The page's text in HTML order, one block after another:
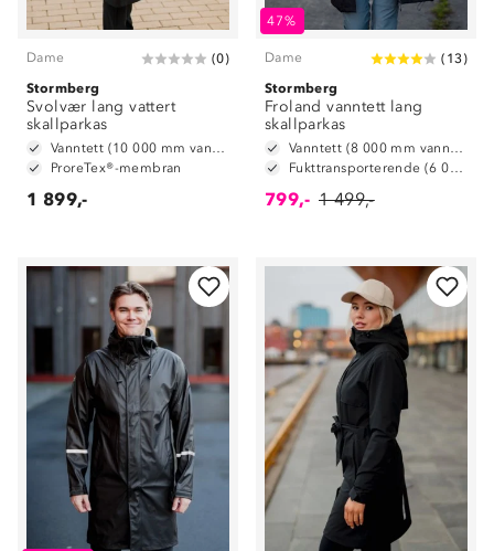
Dame (0)
Stormberg
Svolvær lang vattert
skallparkas
Vanntett (10 000 mm vannsøyle)
ProreTex®-membran
1 899,-
47%
Dame ( 13)
Stormberg
Froland vanntett lang
skallparkas
Vanntett (8 000 mm vannsøyle)
Fukttransporterende (6 000 g/m2/24t)
799,- 1 499,-